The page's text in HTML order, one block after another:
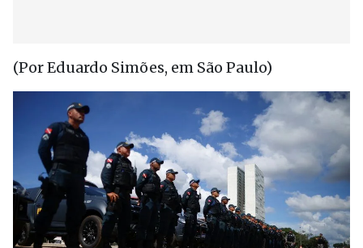
(Por Eduardo Simões, em São Paulo)